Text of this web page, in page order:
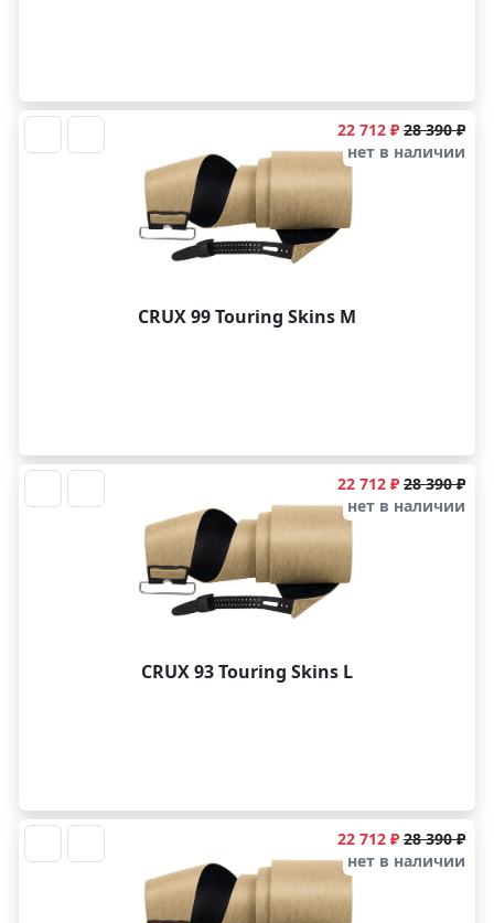
22 712 ₽ 28 390 ₽
нет в наличии
CRUX 99 Touring Skins M
22 712 ₽ 28 390 ₽
нет в наличии
CRUX 93 Touring Skins L
22 712 ₽ 28 390 ₽
нет в наличии